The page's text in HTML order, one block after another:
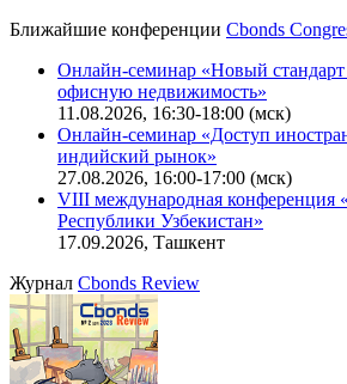
Ближайшие конференции Cbonds
Онлайн-семинар «Новый
офисную недвижимость»
11.08.2026, 16:30-18:00 (мск)
Онлайн-семинар «Доступ
индийский рынок»
27.08.2026, 16:00-17:00 (мск)
VIII международная конференция
Республики Узбекистан»
17.09.2026, Ташкент
Журнал Cbonds Review